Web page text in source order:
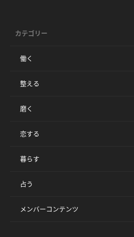
カテゴリー
働く
整える
磨く
恋する
暮らす
占う
メンバーコンテンツ